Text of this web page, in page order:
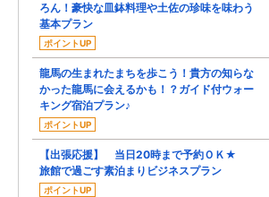
ろん！豪快な皿鉢料理や土佐の珍味を味わう
基本プラン
ポイントUP
龍馬の生まれたまちを歩こう！貴方の知らな
かった龍馬に会えるかも！？ガイド付ウォー
キング宿泊プラン♪
ポイントUP
【出張応援】 当日20時まで予約ＯＫ★
旅館で過ごす素泊まりビジネスプラン
ポイントUP